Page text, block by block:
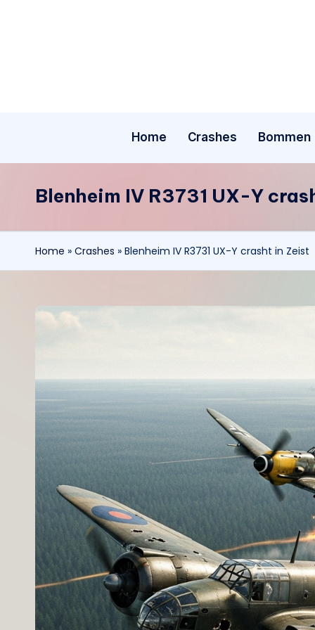
Home Crashes Bommen
Blenheim IV R3731 UX-Y
Home » Crashes » Blenheim IV R3731 UX-Y crasht in Zeist